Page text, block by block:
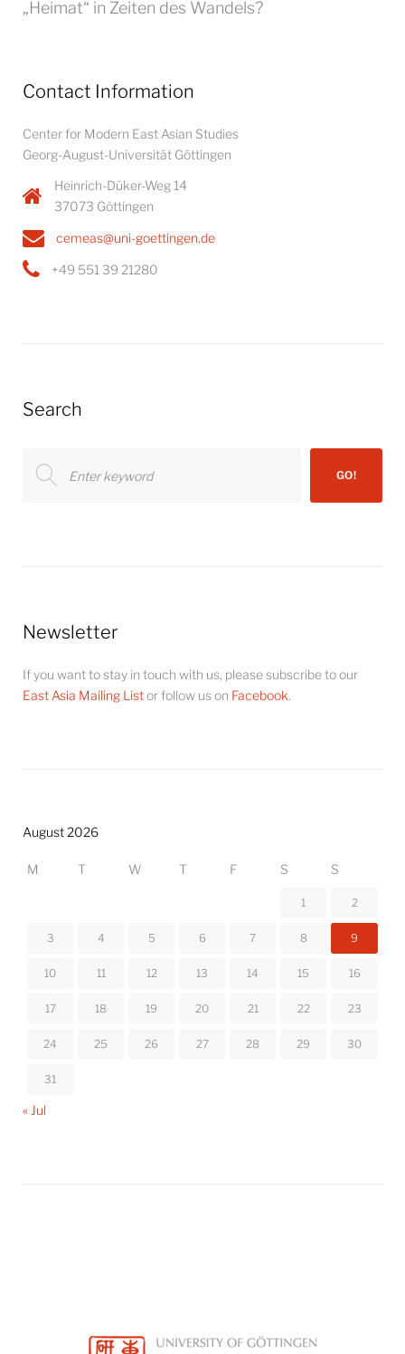
„Heimat“ in Zeiten des Wandels?
Contact Information
Center for Modern East Asian Studies
Georg-August-Universität Göttingen
Heinrich-Düker-Weg 14
37073 Göttingen
cemeas@uni-goettingen.de
+49 551 39 21280
Search
for:
GO!
Newsletter
If you want to stay in touch with us, please subscribe to our
East Asia Mailing Listor follow us on Facebook.
August 2026
M T W T F S S
1 2
3 4 5 6 7 8 9
10 11 12 13 14 15 16
17 18 19 20 21 22 23
24 25 26 27 28 29 30
31
« Jul